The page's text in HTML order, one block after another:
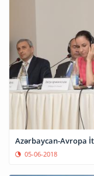
Azərbaycan-Avropa
05-06-2018